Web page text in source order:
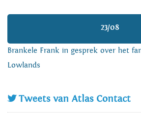
23/08
Brankele Frank in gesprek over het
Lowlands
Tweets van Atlas Contact